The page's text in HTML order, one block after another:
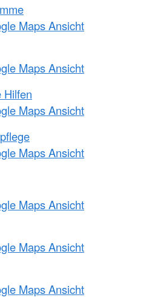
Maps Ansicht
Maps Ansicht
Hilfen
Maps Ansicht
Maps Ansicht
Maps Ansicht
Maps Ansicht
Maps Ansicht